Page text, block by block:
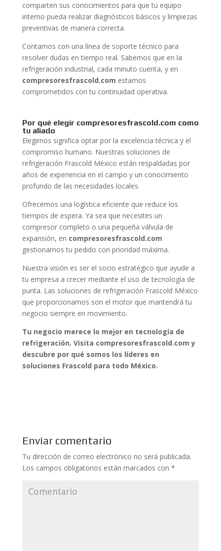
comparten sus conocimientos para que tu equipo
interno pueda realizar diagnósticos básicos y limpiezas
preventivas de manera correcta.
Contamos con una línea de soporte técnico para
resolver dudas en tiempo real. Sabemos que en la
refrigeración industrial, cada minuto cuenta, y en
compresoresfrascold.com estamos
comprometidos con tu continuidad operativa.
Por qué elegir compresoresfrascold.com como
tu aliado
Elegirnos significa optar por la excelencia técnica y el
compromiso humano. Nuestras soluciones de
refrigeración Frascold México están respaldadas por
años de experiencia en el campo y un conocimiento
profundo de las necesidades locales.
Ofrecemos una logística eficiente que reduce los
tiempos de espera. Ya sea que necesites un
compresor completo o una pequeña válvula de
expansión, en compresoresfrascold.com
gestionamos tu pedido con prioridad máxima.
Nuestra visión es ser el socio estratégico que ayude a
tu empresa a crecer mediante el uso de tecnología de
punta. Las soluciones de refrigeración Frascold México
que proporcionamos son el motor que mantendrá tu
negocio siempre en movimiento.
Tu negocio merece lo mejor en tecnología de
refrigeración. Visita compresoresfrascold.com y
descubre por qué somos los líderes en
soluciones Frascold para todo México.
Enviar comentario
Tu dirección de correo electrónico no será publicada.
Los campos obligatorios están marcados con *